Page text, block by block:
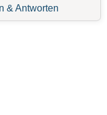
& Antworten